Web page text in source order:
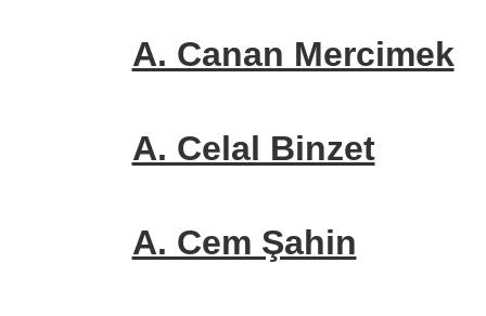
A. Canan Mercimek
A. Celal Binzet
A. Cem Şahin